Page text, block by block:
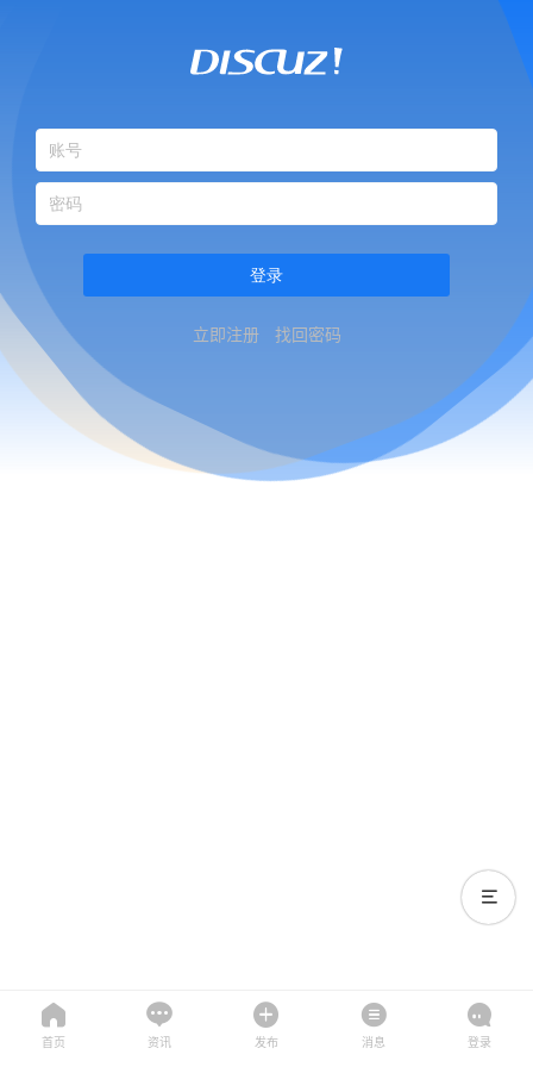
登录
立即注册 找回密码
首页 资讯 发布 消息 登录